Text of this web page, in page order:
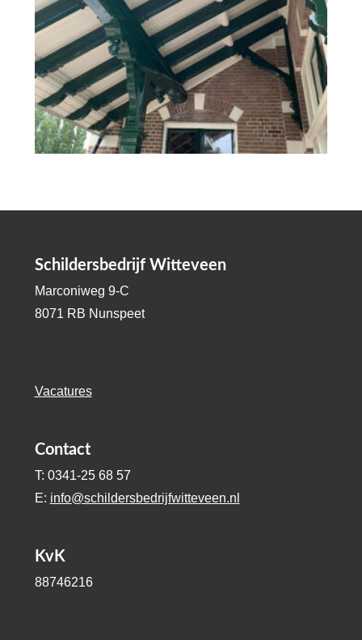
Schildersbedrijf Witteveen
Marconiweg 9-C
8071 RB Nunspeet
Vacatures
Contact
T: 0341-25 68 57
E: info@schildersbedrijfwitteveen.nl
KvK
88746216